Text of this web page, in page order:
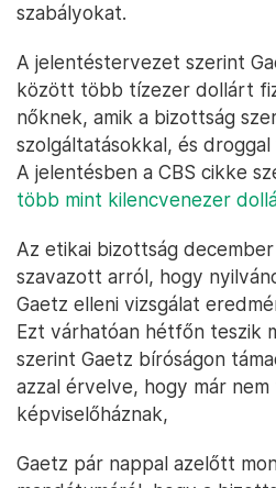
szabályokat.
A jelentéstervezet szerint
között több tízezer dollárt
nőknek, amik a bizottság
szolgáltatásokkal, és
A jelentésben a CBS cikke
több mint kilencvenezer
Az etikai bizottság
szavazott arról, hogy
Gaetz elleni vizsgálat
Ezt várhatóan hétfőn teszik
szerint Gaetz bíróságon
azzal érvelve, hogy már nem
képviselőháznak,
Gaetz pár nappal azelőtt